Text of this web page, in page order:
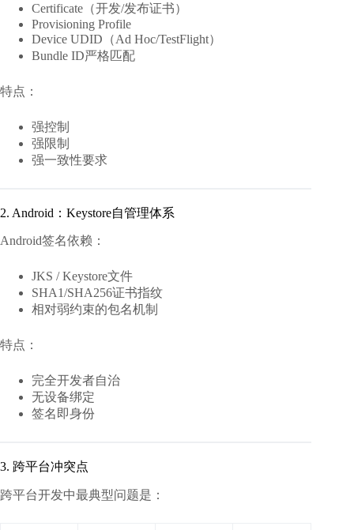
Certificate（开发/发布证书）
Provisioning Profile
Device UDID（Ad Hoc/TestFlight）
Bundle ID严格匹配
特点：
强控制
强限制
强一致性要求
2. Android：Keystore自管理体系
Android签名依赖：
JKS / Keystore文件
SHA1/SHA256证书指纹
相对弱约束的包名机制
特点：
完全开发者自治
无设备绑定
签名即身份
3. 跨平台冲突点
跨平台开发中最典型问题是：